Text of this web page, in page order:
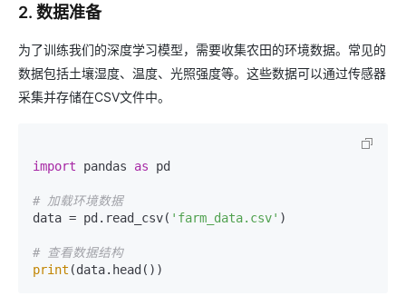
2. 数据准备
为了训练我们的深度学习模型，需要收集农田的环境数据。常见的
数据包括土壤湿度、温度、光照强度等。这些数据可以通过传感器
采集并存储在CSV文件中。
import pandas as pd
# 加载环境数据
data = pd.read_csv( 'farm_data.csv' )
# 查看数据结构
print